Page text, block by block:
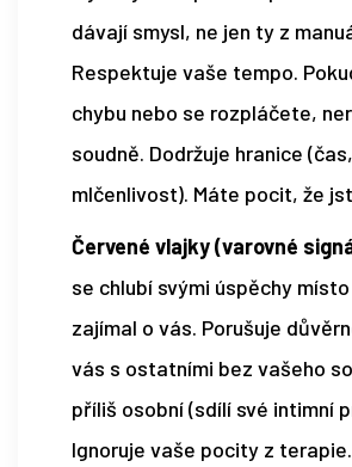
dávají smysl, ne jen ty z
Respektuje vaše tempo.
chybu nebo se rozpláčete,
soudně. Dodržuje hranice
mlčenlivost). Máte pocit, že
Červené vlajky (varovné
se chlubí svými úspěchy
zajímal o vás. Porušuje
vás s ostatními bez vašeho
příliš osobní (sdílí své intimní
Ignoruje vaše pocity z